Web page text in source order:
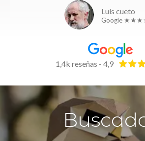
Luís cueto
Google
1,4k reseñas - 4,9